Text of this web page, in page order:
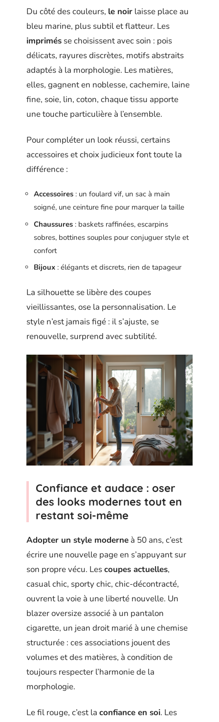
Du côté des couleurs, le noir laisse place au
bleu marine, plus subtil et flatteur. Les
imprimés se choisissent avec soin : pois
délicats, rayures discrètes, motifs abstraits
adaptés à la morphologie. Les matières,
elles, gagnent en noblesse, cachemire, laine
fine, soie, lin, coton, chaque tissu apporte
une touche particulière à l’ensemble.
Pour compléter un look réussi, certains
accessoires et choix judicieux font toute la
différence :
Accessoires : un foulard vif, un sac à main
soigné, une ceinture fine pour marquer la taille
Chaussures : baskets raffinées, escarpins
sobres, bottines souples pour conjuguer style et
confort
Bijoux : élégants et discrets, rien de tapageur
La silhouette se libère des coupes
vieillissantes, ose la personnalisation. Le
style n’est jamais figé : il s’ajuste, se
renouvelle, surprend avec subtilité.
Confiance et audace : oser
des looks modernes tout en
restant soi-même
Adopter un style moderne à 50 ans, c’est
écrire une nouvelle page en s’appuyant sur
son propre vécu. Lescoupes actuelles,
casual chic, sporty chic, chic-décontracté,
ouvrent la voie à une liberté nouvelle. Un
blazer oversize associé à un pantalon
cigarette, un jean droit marié à une chemise
structurée : ces associations jouent des
volumes et des matières, à condition de
toujours respecter l’harmonie de la
morphologie.
Le fil rouge, c’est la confiance en soi. Les